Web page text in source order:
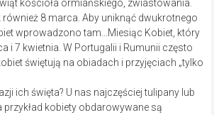
kościoła ormiańskiego, zwiastowania.
również 8 marca. Aby uniknąć dwukrotnego
wprowadzono tam…Miesiąc Kobiet, który
i 7 kwietnia. W Portugalii i Rumunii często
świętują na obiadach i przyjęciach „tylko
ich święta? U nas najczęściej tulipany lub
przykład kobiety obdarowywane są